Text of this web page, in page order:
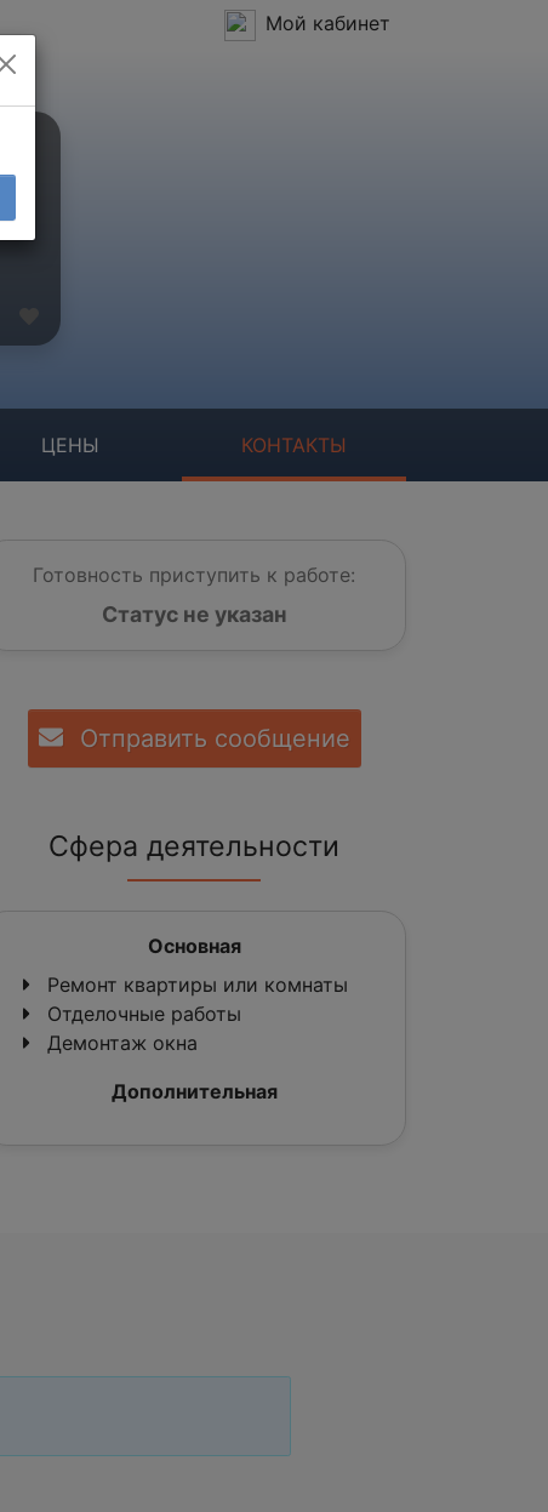
Мой кабинет
ЦЕНЫ КОНТАКТЫ
Готовность приступить к работе:
Статус не указан
Отправить сообщение
Сфера деятельности
Основная
Ремонт квартиры или комнаты
Отделочные работы
Демонтаж окна
Дополнительная